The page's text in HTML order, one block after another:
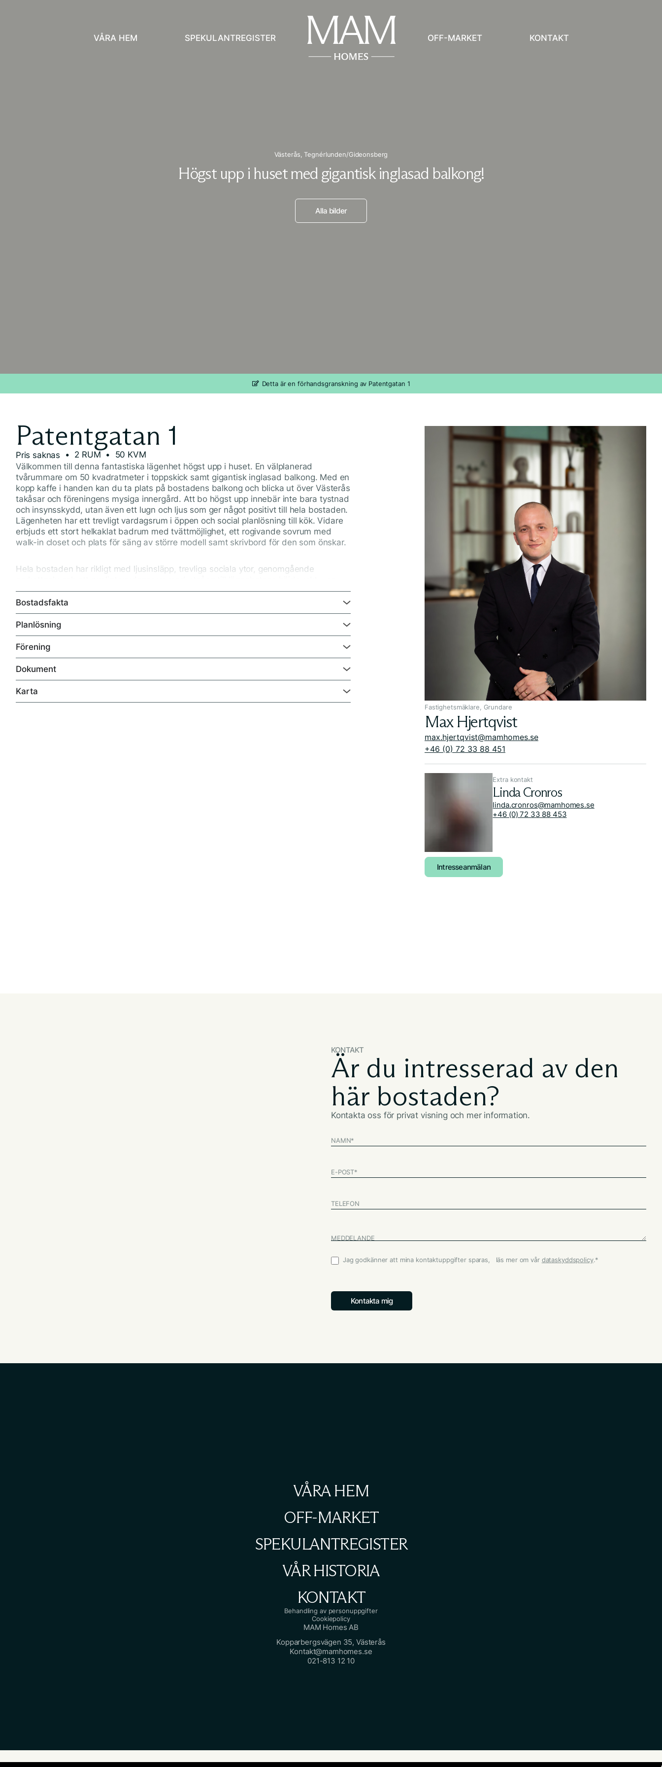
VÅRA HEM SPEKULANTREGISTER OFF-MARKET KONTAKT
Västerås, Tegnérlunden/Gideonsberg
Högst upp i huset med gigantisk inglasad balkong!
Alla bilder
Detta är en förhandsgranskning av Patentgatan 1
Patentgatan 1
Pris saknas • 2 RUM • 50 KVM
Välkommen till denna fantastiska lägenhet högst upp i huset. En välplanerad
tvårummare om 50 kvadratmeter i toppskick samt gigantisk inglasad balkong. Med en
kopp kaffe i handen kan du ta plats på bostadens balkong och blicka ut över Västerås
takåsar och föreningens mysiga innergård. Att bo högst upp innebär inte bara tystnad
och insynsskydd, utan även ett lugn och ljus som ger något positivt till hela bostaden.
Lägenheten har ett trevligt vardagsrum i öppen och social planlösning till kök. Vidare
erbjuds ett stort helkaklat badrum med tvättmöjlighet, ett rogivande sovrum med
walk-in closet och plats för säng av större modell samt skrivbord för den som önskar.
Hela bostaden har rikligt med ljusinsläpp, trevliga sociala ytor, genomgående
generös tilltagen balkong som du kan njuta av från tidig vår till sen höst.
matbutik, busshållplats, grönområden, goda kommunikationsmöjligheter med snabb
access till E18 för den som pendlar och promenadavstånd till city. I avgiften ingår
både tv och bredband!
Bostadsfakta
Planlösning
Förening
Dokument
Karta
Fastighetsmäklare, Grundare
Max Hjertqvist
max.hjertqvist@mamhomes.se
+46 (0) 72 33 88 451
Extra kontakt
Linda Cronros
linda.cronros@mamhomes.se
+46 (0) 72 33 88 453
Intresseanmälan
KONTAKT
Är du intresserad av den
här bostaden?
Kontakta oss för privat visning och mer information.
NAMN*
E-POST*
TELEFON
MEDDELANDE
Godkännande*
Jag godkänner att mina kontaktuppgifter sparas, läs mer om vår dataskyddspolicy.*
Kontakta mig
VÅRA HEM
OFF-MARKET
SPEKULANTREGISTER
VÅR HISTORIA
KONTAKT
Behandling av personuppgifter
Cookiepolicy
MAM Homes AB
Kopparbergsvägen 35, Västerås
Kontakt@mamhomes.se
021-813 12 10